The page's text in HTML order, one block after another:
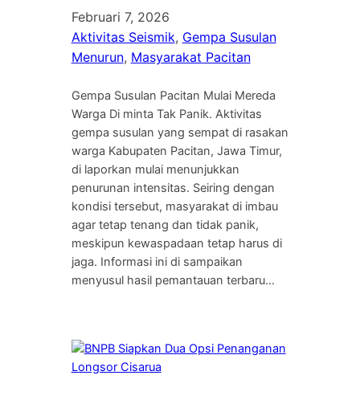
Februari 7, 2026
Aktivitas Seismik, Gempa Susulan
Menurun, Masyarakat Pacitan
Gempa Susulan Pacitan Mulai Mereda
Warga Di minta Tak Panik. Aktivitas
gempa susulan yang sempat di rasakan
warga Kabupaten Pacitan, Jawa Timur,
di laporkan mulai menunjukkan
penurunan intensitas. Seiring dengan
kondisi tersebut, masyarakat di imbau
agar tetap tenang dan tidak panik,
meskipun kewaspadaan tetap harus di
jaga. Informasi ini di sampaikan
menyusul hasil pemantauan terbaru…